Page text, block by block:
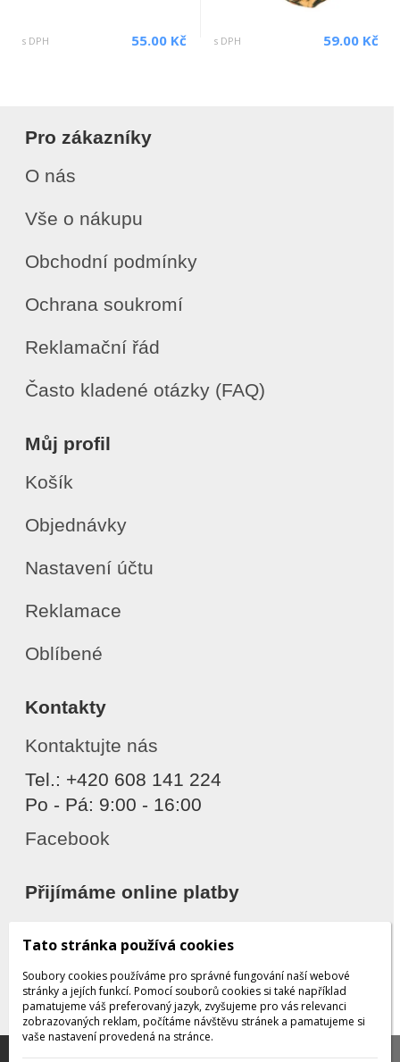
s DPH 55.00 Kč s DPH 59.00 Kč
Pro zákazníky
O nás
Vše o nákupu
Obchodní podmínky
Ochrana soukromí
Reklamační řád
Často kladené otázky (FAQ)
Můj profil
Košík
Objednávky
Nastavení účtu
Reklamace
Oblíbené
Kontakty
Kontaktujte nás
Tel.: +420 608 141 224
Po - Pá: 9:00 - 16:00
Facebook
Přijímáme online platby
Děkujeme za důvěru
Tato stránka používá cookies
Soubory cookies používáme pro správné fungování naší webové
stránky a jejích funkcí. Pomocí souborů cookies si také například
pamatujeme váš preferovaný jazyk, zvyšujeme pro vás relevanci
zobrazovaných reklam, počítáme návštěvu stránek a pamatujeme si
vaše nastavení provedená na stránce.